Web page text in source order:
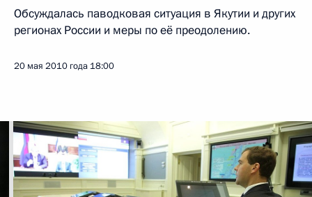
Обсуждалась паводковая ситуация в Якутии и других
регионах России и меры по её преодолению.
20 мая 2010 года 18:00